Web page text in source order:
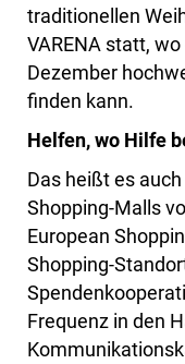
traditionellen
VARENA statt,
Dezember
finden kann.
Helfen, wo Hilfe
Das heißt es
Shopping-Malls
European
Shopping-
Frequenz in den